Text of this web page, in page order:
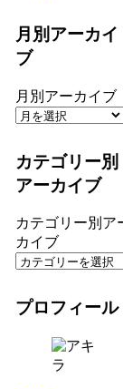
月別アーカイ
ブ
月別アーカイブ
カテゴリー別
アーカイブ
カテゴリー別ア
カイブ
プロフィール